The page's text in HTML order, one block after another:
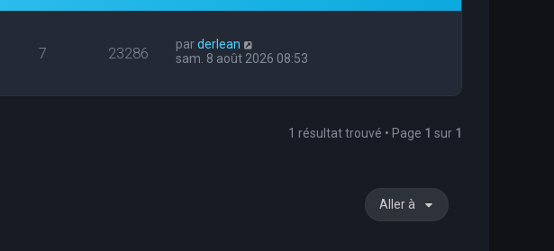
7 23286 parderlean
sam. 8 août 2026 08:53
1 résultat trouvé • Page 1 sur 1
Aller à